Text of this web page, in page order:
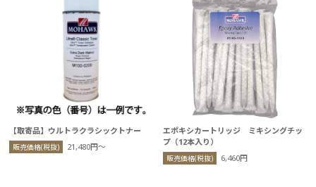
【取寄品】ウルトラクラシックトナー
販売価格(税抜) 21,480円〜
エポキシカートリッジ ミキシングチッ
プ（12本入り）
販売価格(税抜) 6,460円